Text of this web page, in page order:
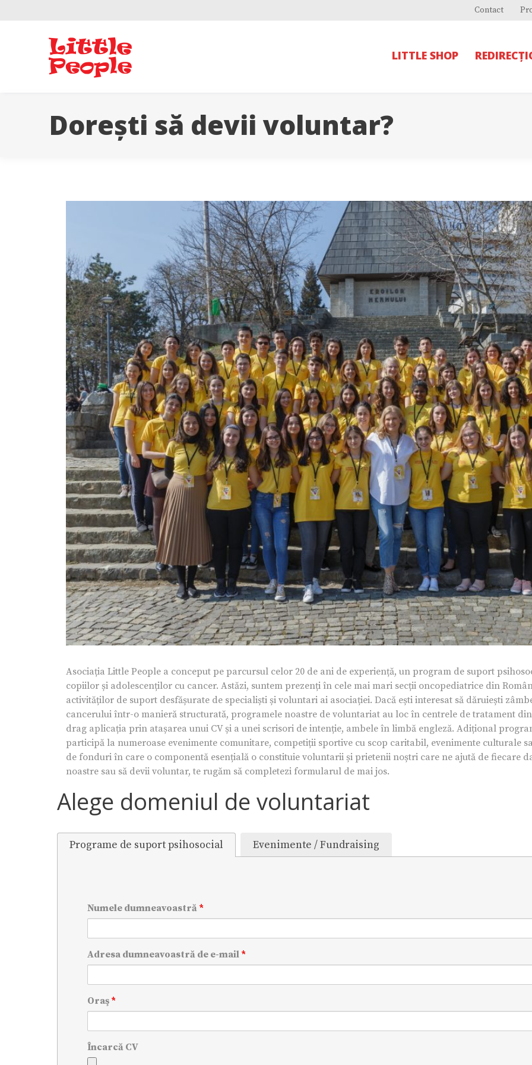
Contact
LITTLE SHOP
Dorești să devii voluntar?
Asociația Little People a conceput pe parcursul celor 20 de ani de experiență, un program de suport
copiilor și adolescenților cu cancer. Astăzi, suntem prezenți în cele mai mari secții oncopediatrice din
activităților de suport desfășurate de specialiști și voluntari ai asociației. Dacă ești interesat să dăruiești
cancerului într-o manieră structurată, programele noastre de voluntariat au loc în centrele de tratament
drag aplicația prin atașarea unui CV și a unei scrisori de intenție, ambele în limbă engleză. Adițional
participă la numeroase evenimente comunitare, competiții sportive cu scop caritabil, evenimente culturale
de fonduri în care o componentă esențială o constituie voluntarii și prietenii noștri care ne ajută de fiecare
noastre sau să devii voluntar, te rugăm să completezi formularul de mai jos.
Alege domeniul de voluntariat
Programe de suport psihosocial Evenimente / Fundraising
Numele dumneavoastră *
Adresa dumneavoastră de e-mail *
Oraş *
Încarcă CV